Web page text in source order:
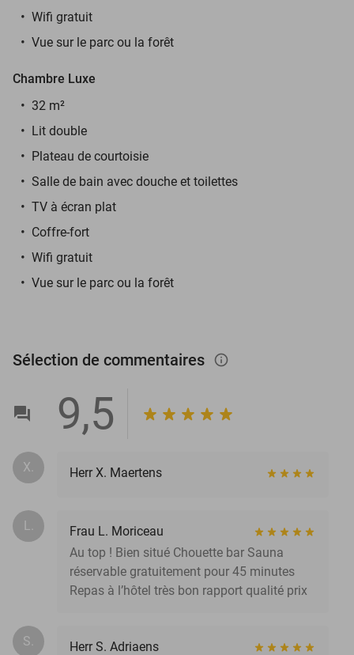
Wifi gratuit
Vue sur le parc ou la forêt
Chambre Luxe
32 m²
Lit double
Plateau de courtoisie
Salle de bain avec douche et toilettes
TV à écran plat
Coffre-fort
Wifi gratuit
Vue sur le parc ou la forêt
Sélection de commentaires info_outlined
9,5
X. Herr X. Maertens
L.
Frau L. Moriceau
Au top ! Bien situé Chouette bar Sauna
réservable gratuitement pour 45 minutes
Repas à l’hôtel très bon rapport qualité prix
S.
Herr S. Adriaens